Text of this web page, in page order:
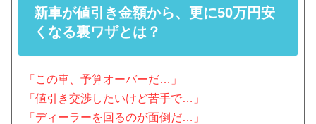
新車が値引き金額から、更に50万円安
くなる裏ワザとは？
「この車、予算オーバーだ…」
「値引き交渉したいけど苦手で…」
「ディーラーを回るのが面倒だ…」